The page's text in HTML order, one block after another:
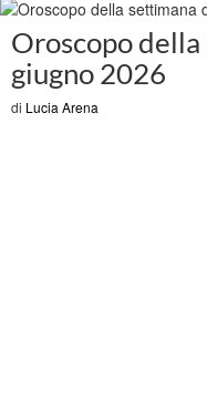
Oroscopo
giugno 2026
di Lucia Arena